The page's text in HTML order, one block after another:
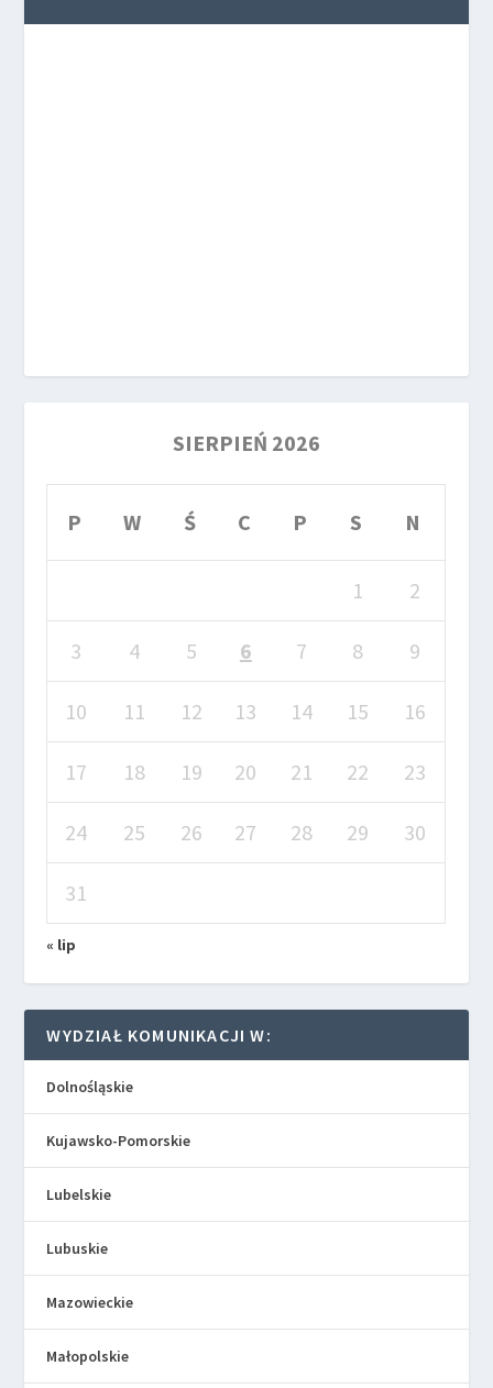
SIERPIEŃ 2026
P W Ś C P S N
1 2
3 4 5 6 7 8 9
10 11 12 13 14 15 16
17 18 19 20 21 22 23
24 25 26 27 28 29 30
31
« lip
WYDZIAŁ KOMUNIKACJI W:
Dolnośląskie
Kujawsko-Pomorskie
Lubelskie
Lubuskie
Mazowieckie
Małopolskie